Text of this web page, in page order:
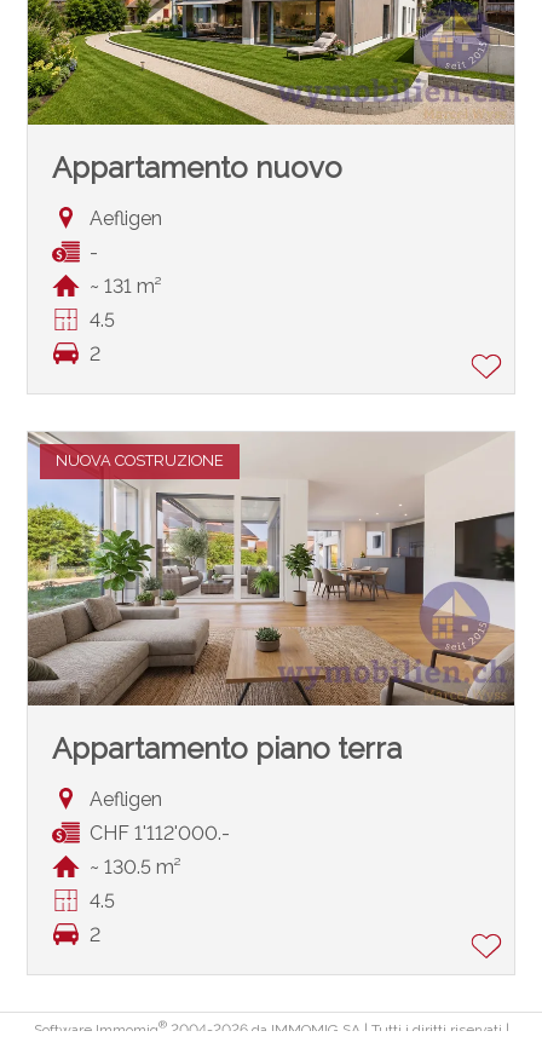
Appartamento nuovo
Aefligen
-
~ 131 m²
4.5
2
NUOVA COSTRUZIONE
Appartamento piano terra
Aefligen
CHF 1'112'000.-
~ 130.5 m²
4.5
2
Software Immomig®2004-2026 da IMMOMIG SA | Tutti i diritti riservati |